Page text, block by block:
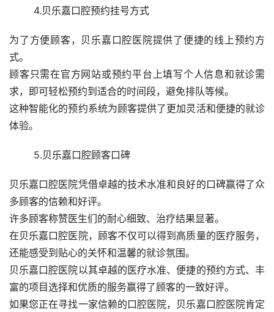
	4.贝乐嘉口腔预约挂号方式
为了方便顾客，贝乐嘉口腔医院提供了便捷的线上预约方
式。
顾客只需在官方网站或预约平台上填写个人信息和就诊需
求，即可轻松预约到适合的时间段，避免排队等候。
这种智能化的预约系统为顾客提供了更加灵活和便捷的就诊
体验。
	5.贝乐嘉口腔顾客口碑
贝乐嘉口腔医院凭借卓越的技术水准和良好的口碑赢得了众
多顾客的信赖和好评。
许多顾客称赞医生们的耐心细致、治疗结果显著。
在贝乐嘉口腔医院，顾客不仅可以得到高质量的医疗服务，
还能感受到贴心的关怀和温馨的就诊氛围。
贝乐嘉口腔医院以其卓越的医疗水准、便捷的预约方式、丰
富的项目选择和优质的服务赢得了顾客的一致好评。
如果您正在寻找一家信赖的口腔医院，贝乐嘉口腔医院肯定